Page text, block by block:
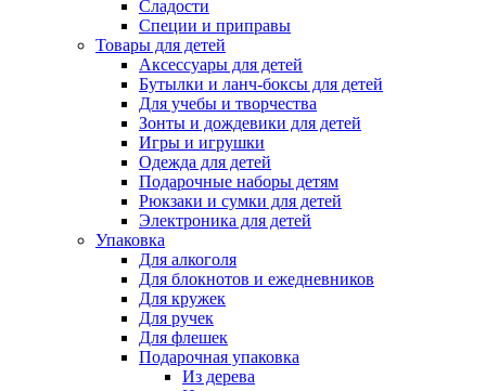
Сладости
Специи и приправы
Товары для детей
Аксессуары для детей
Бутылки и ланч-боксы для детей
Для учебы и творчества
Зонты и дождевики для детей
Игры и игрушки
Одежда для детей
Подарочные наборы детям
Рюкзаки и сумки для детей
Электроника для детей
Упаковка
Для алкоголя
Для блокнотов и ежедневников
Для кружек
Для ручек
Для флешек
Подарочная упаковка
Из дерева